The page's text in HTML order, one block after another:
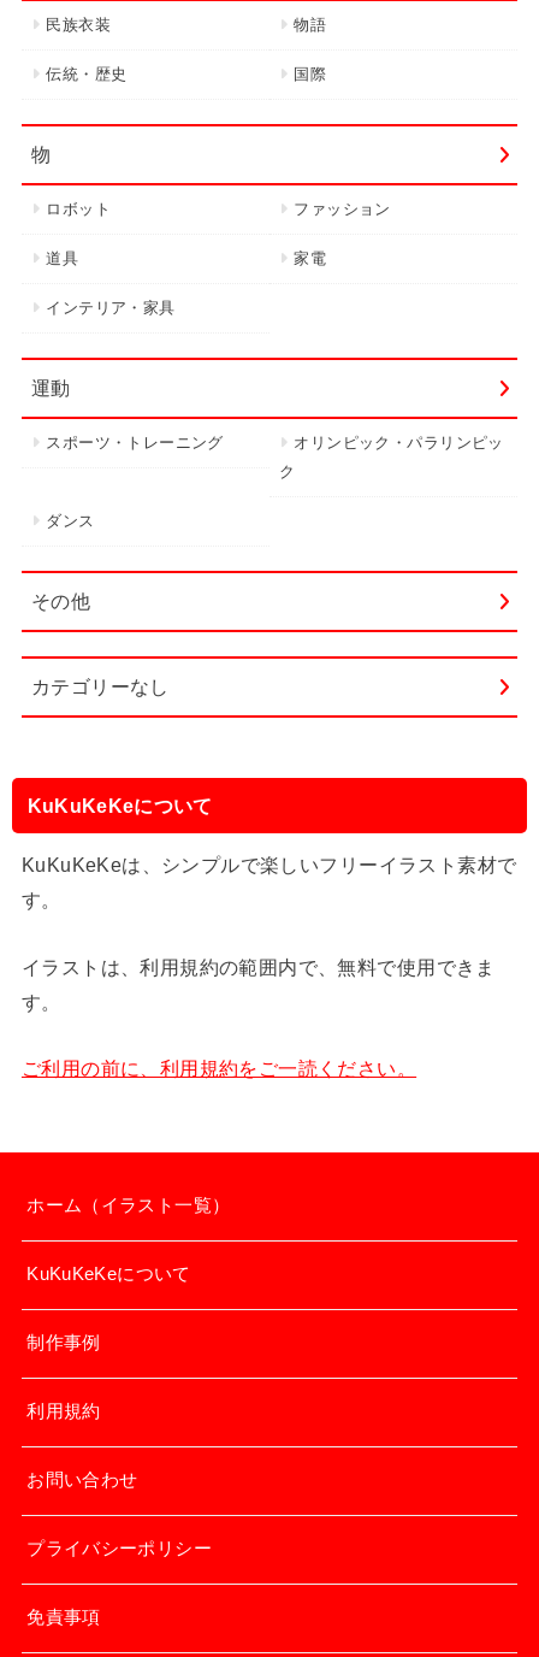
民族衣装 物語
伝統・歴史 国際
物
ロボット ファッション
道具 家電
インテリア・家具
運動
スポーツ・トレーニング
オリンピック・パラリンピッ
ク
ダンス
その他
カテゴリーなし
KuKuKeKeについて
KuKuKeKeは、シンプルで楽しいフリーイラスト素材で
す。
イラストは、利用規約の範囲内で、無料で使用できま
す。
ご利用の前に、利用規約をご一読ください。
ホーム（イラスト一覧）
KuKuKeKeについて
制作事例
利用規約
お問い合わせ
プライバシーポリシー
免責事項